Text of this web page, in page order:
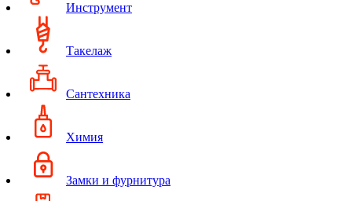
Инструмент
Такелаж
Сантехника
Химия
Замки и фурнитура